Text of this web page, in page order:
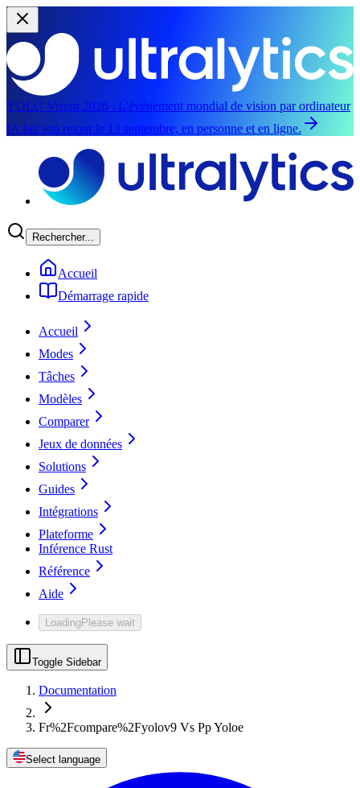
YOLO Vision 2026 : L'événement mondial de vision par ordinateur
IA fait son retour le 13 septembre, en personne et en ligne.
Rechercher...
Accueil
Démarrage rapide
Accueil
Modes
Tâches
Modèles
Comparer
Jeux de données
Solutions
Guides
Intégrations
Plateforme
Inférence Rust
Référence
Aide
LoadingPlease wait
Toggle Sidebar
Documentation
Fr%2Fcompare%2Fyolov9 Vs Pp Yoloe
Select language